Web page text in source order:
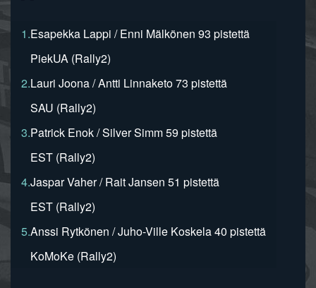
1.Esapekka Lappi / Enni Mälkönen 93 pistettä
PiekUA (Rally2)
2.Lauri Joona / Antti Linnaketo 73 pistettä
SAU (Rally2)
3.Patrick Enok / Silver Simm 59 pistettä
EST (Rally2)
4.Jaspar Vaher / Rait Jansen 51 pistettä
EST (Rally2)
5.Anssi Rytkönen / Juho-Ville Koskela 40 pistettä
KoMoKe (Rally2)